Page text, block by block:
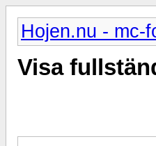
Hojen.nu - mc-
Visa